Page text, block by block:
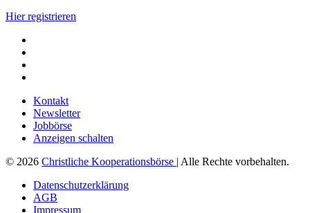
Hier registrieren
Kontakt
Newsletter
Jobbörse
Anzeigen schalten
© 2026 Christliche Kooperationsbörse | Alle Rechte vorbehalten.
Datenschutzerklärung
AGB
Impressum